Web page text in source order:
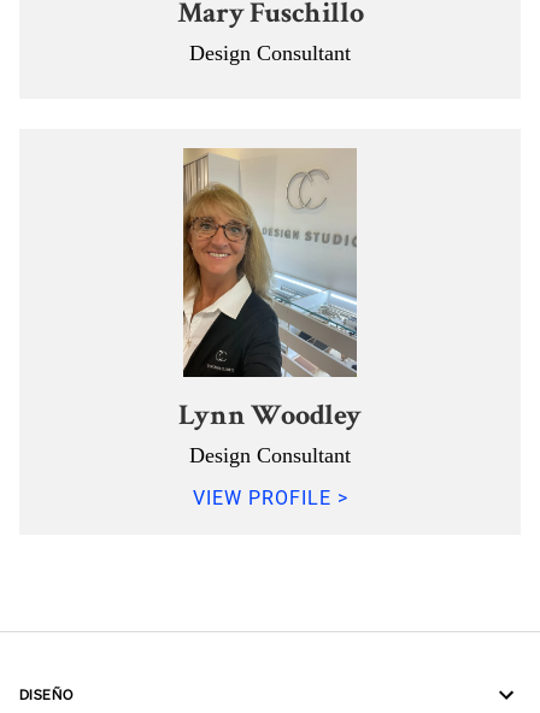
Mary Fuschillo
Design Consultant
Lynn Woodley
Design Consultant
VIEW PROFILE >
DISEÑO